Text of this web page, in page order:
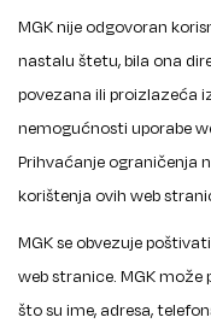
MGK nije odgovoran
nastalu štetu, bila ona
povezana ili proizlazeća
nemogućnosti uporabe
Prihvaćanje ograničenja
korištenja ovih web
MGK se obvezuje
web stranice. MGK može
što su ime, adresa,